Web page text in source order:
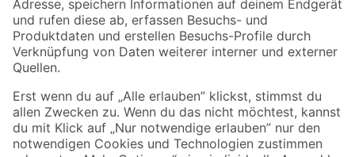
Zahlungsarten Versandarten
Sicher einkaufen
Jetzt die toom-App herunterladen